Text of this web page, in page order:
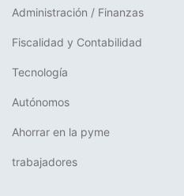
Administración / Finanzas
Fiscalidad y Contabilidad
Tecnología
Autónomos
Ahorrar en la pyme
trabajadores